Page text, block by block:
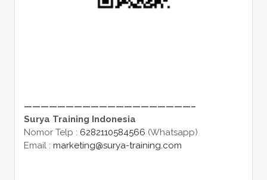
————————————————————–
Surya Training Indonesia
Nomor Telp : 6282110584566 (Whatsapp)
Email : marketing@surya-training.com